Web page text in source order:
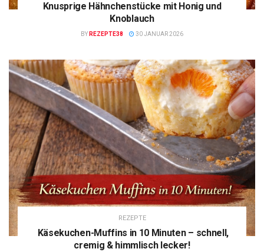
Knusprige Hähnchenstücke mit Honig und
Knoblauch
BY REZEPTE38 30 JANUAR 2026
REZEPTE
Käsekuchen-Muffins in 10 Minuten – schnell,
cremig & himmlisch lecker!